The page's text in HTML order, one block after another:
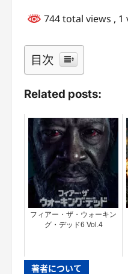
744 total views , 1
目次
Related posts:
フィアー・ザ・ウォーキン
グ・デッド6 Vol.4
著者について